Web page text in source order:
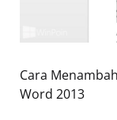
Cara
Word 2013